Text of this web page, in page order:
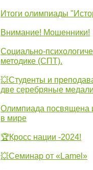
Итоги олимпиады
Внимание! Мошенники!
Социально-
методике (СПТ).
💥Студенты и
две серебряные
Олимпиада посвящена
в мире
🏆Кросс нации -2024!
💥Семинар от «Lamel»